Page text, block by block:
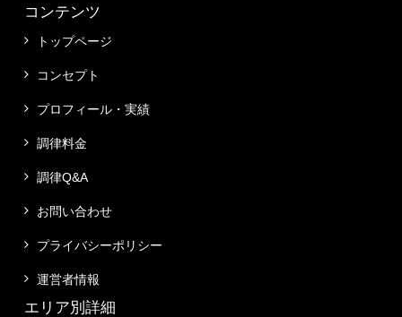
コンテンツ
トップページ
コンセプト
プロフィール・実績
調律料金
調律Q&A
お問い合わせ
プライバシーポリシー
運営者情報
エリア別詳細